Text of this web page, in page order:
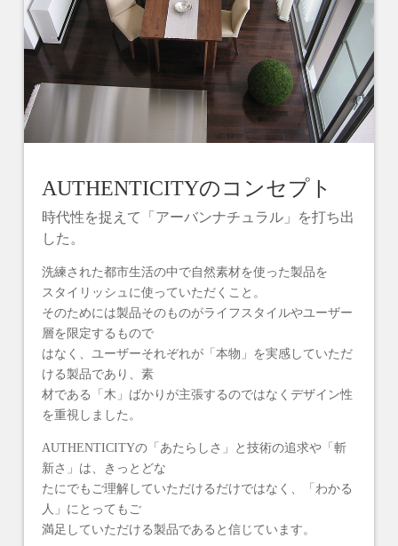
AUTHENTICITYのコンセプト
時代性を捉えて「アーバンナチュラル」を打ち出
した。
洗練された都市生活の中で自然素材を使った製品を
スタイリッシュに使っていただくこと。
そのためには製品そのものがライフスタイルやユーザー
層を限定するもので
はなく、ユーザーそれぞれが「本物」を実感していただ
ける製品であり、素
材である「木」ばかりが主張するのではなくデザイン性
を重視しました。
AUTHENTICITYの「あたらしさ」と技術の追求や「斬
新さ」は、きっとどな
たにでもご理解していただけるだけではなく、「わかる
人」にとってもご
満足していただける製品であると信じています。